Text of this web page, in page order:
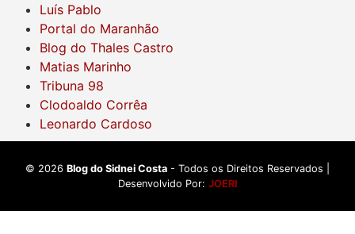
Luís Pablo
Portal do Maranhão
Blog do Thales Castro
Matias Marinho
Tribuna 98
Clodoaldo Corrêa
Leonardo Cardoso
© 2026 Blog do Sidnei Costa - Todos os Direitos Reservados |
Desenvolvido Por: JOERI